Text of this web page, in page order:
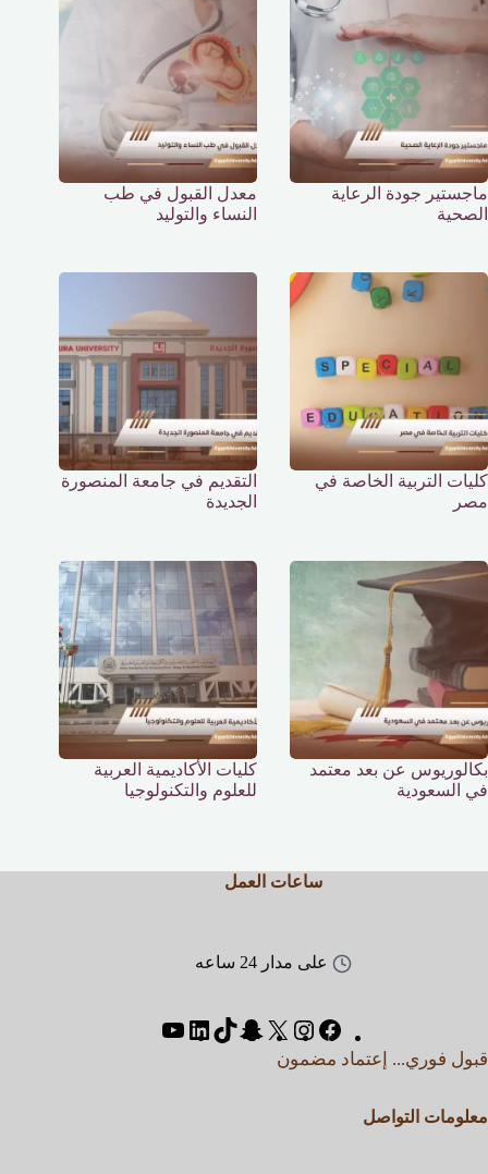
ماجستير جودة الرعاية
الصحية
معدل القبول في طب
النساء والتوليد
كليات التربية الخاصة في
مصر
التقديم في جامعة المنصورة
الجديدة
بكالوريوس عن بعد معتمد
في السعودية
كليات الأكاديمية العربية
للعلوم والتكنولوجيا
ساعات العمل
على مدار 24 ساعه
قبول فوري... إعتماد مضمون
معلومات التواصل